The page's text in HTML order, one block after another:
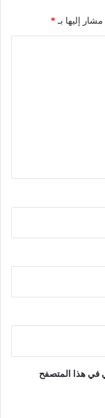
إليها بـ *
في هذا المتصفح